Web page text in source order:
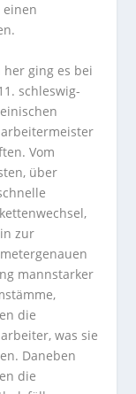
einen
her ging es bei
schleswig-
Vom
über
zur
mannstarker
die
was sie
Daneben
die